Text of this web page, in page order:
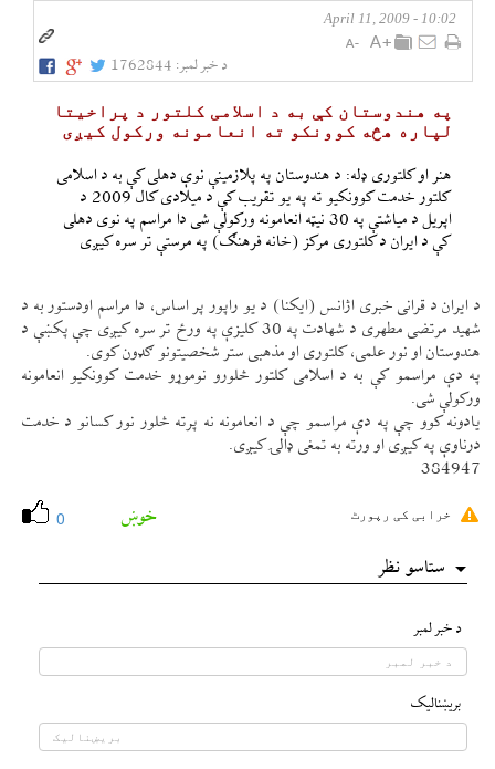
10:02 - April 11, 2009
د خبر لمبر: 1762844
په هندوستان كې به د اسلامی كلتور د پراخيتا
لپاره هڅه كوونكو ته انعامونه وركول كیږی
هنر او كلتوری ډله: د هندوستان په پلازمينې نوې دهلی كې به د اسلامی
كلتور خدمت كوونكيو ته په يو تقريب كې د ميلادی كال 2009 د
اپريل د مياشتې په 30 نیټه انعامونه وركولې شی دا مراسم په نوی دهلی
كې د ايران د كلتوری مركز (خانه فرهنګ) په مرستې تر سره كیږی
د ايران د قرانی خبری اژانس (ايكنا) د يو راپور پر اساس، دا مراسم اودستور به د
شهيد مرتضی مطهری د شهادت په 30 كليزې په ورځ تر سره كیږی چې پكښې د
هندوستان او نور علمی، كلتوری او مذهبی ستر شخصيتونو ګډون كوی.
په دې مراسمو كې به د اسلامی كلتور څلورو نوموړو خدمت كوونكيو انعامونه
وركولې شی.
يادونه كوو چې په دې مراسمو چې د انعامونه نه پرته څلور نور كسانو د خدمت
درناوې په كیږی او ورته به تمغی ډالۍ كیږی.
384947
0 خوښ خرابی کی رپورٹ
ستاسو نظر
د خبر لمبر
بريښناليک